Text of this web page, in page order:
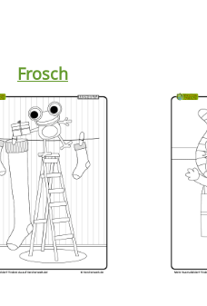
Frosch